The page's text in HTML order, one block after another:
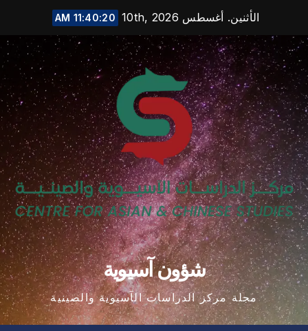
content
الأثنين. أغسطس 10th, 2026 11:40:20 AM
شؤون آسيوية
مجلة مركز الدراسات الآسيوية والصينية